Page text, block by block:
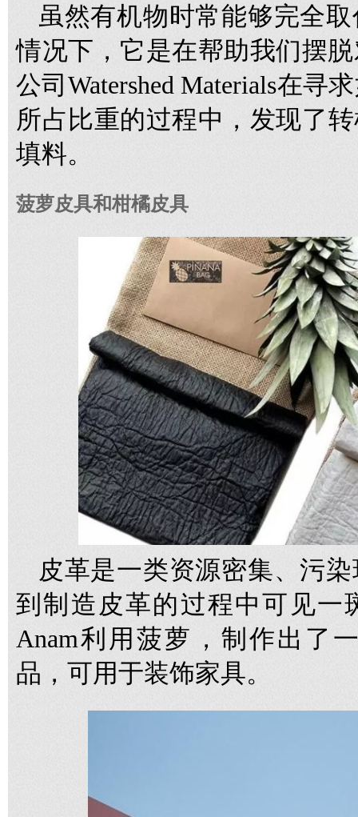
虽然有机物时常能够完全
情况下，它是在帮助我们摆
公司Watershed Materials在寻
所占比重的过程中，发现了
填料。
菠萝皮具和柑橘皮具
皮革是一类资源密集、污
到制造皮革的过程中可见一
Anam利用菠萝，制作出了
品，可用于装饰家具。